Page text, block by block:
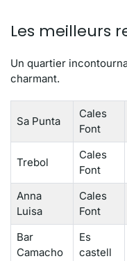
Les meilleurs
Un quartier
charmant.
Sa Punta
Cales
Font
Trebol
Cales
Font
Anna
Luisa
Cales
Font
Bar
Camacho
Es
castell